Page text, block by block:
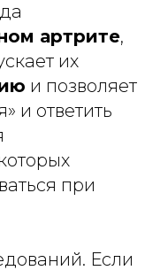
артрите,
их
и позволяет
и ответить
при
Если